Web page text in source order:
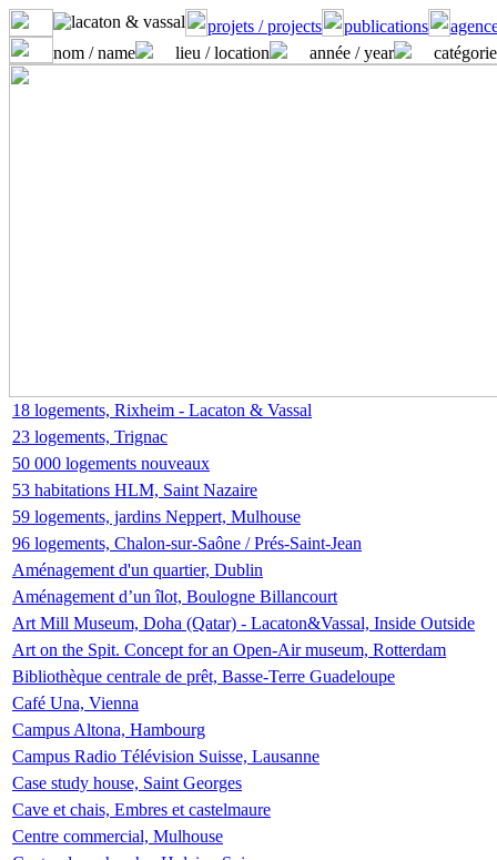
projets / projects publications
nom / name
lieu / location année / year
18 logements, Rixheim - Lacaton & Vassal
23 logements, Trignac
50 000 logements nouveaux
53 habitations HLM, Saint Nazaire
59 logements, jardins Neppert, Mulhouse
96 logements, Chalon-sur-Saône / Prés-Saint-Jean
Aménagement d'un quartier, Dublin
Aménagement d’un îlot, Boulogne Billancourt
Art Mill Museum, Doha (Qatar) - Lacaton&Vassal, Inside Outside
Art on the Spit. Concept for an Open-Air museum, Rotterdam
Bibliothèque centrale de prêt, Basse-Terre Guadeloupe
Café Una, Vienna
Campus Altona, Hambourg
Campus Radio Télévision Suisse, Lausanne
Case study house, Saint Georges
Cave et chais, Embres et castelmaure
Centre commercial, Mulhouse